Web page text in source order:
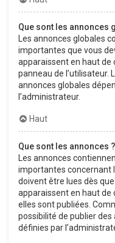
Que sont les annonces
Les annonces globales
importantes que vous
apparaissent en haut
panneau de l’utilisateur.
annonces globales
l’administrateur.
Haut
Que sont les annonces ?
Les annonces
importantes concernant
doivent être lues dès
apparaissent en haut de
elles sont publiées.
possibilité de publier
définies par